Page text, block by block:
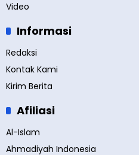
Video
Informasi
Redaksi
Kontak Kami
Kirim Berita
Afiliasi
Al-Islam
Ahmadiyah Indonesia